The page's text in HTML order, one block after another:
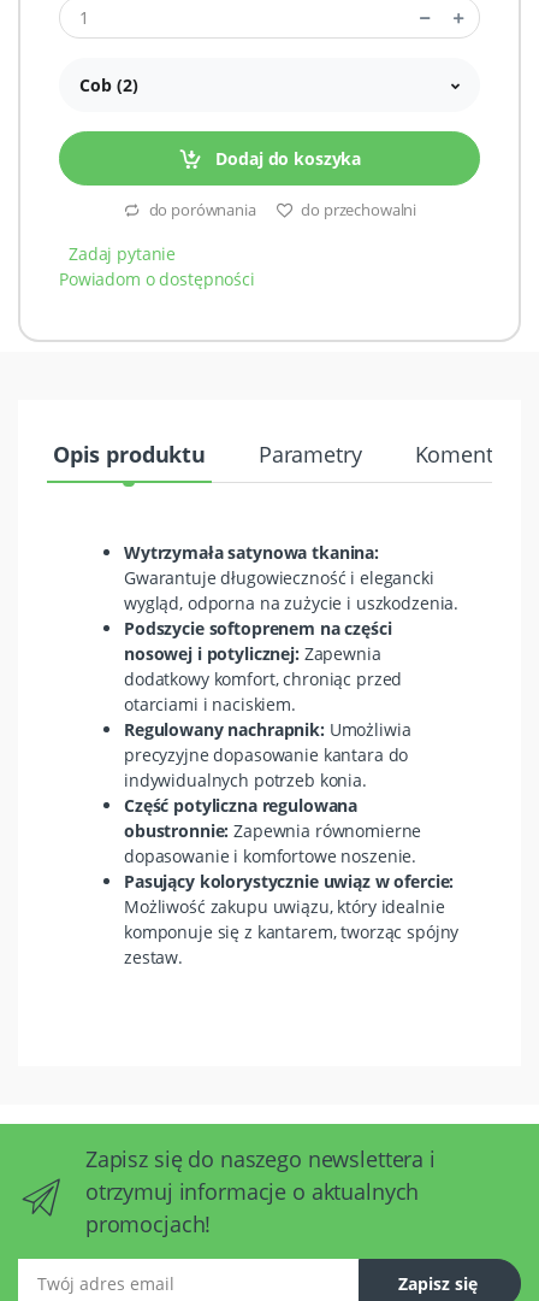
Cob (2)
Dodaj do koszyka
do porównania do przechowalni
Zadaj pytanie
Powiadom o dostępności
Opis produktu Parametry Komentarze
Wytrzymała satynowa tkanina:
Gwarantuje długowieczność i elegancki
wygląd, odporna na zużycie i uszkodzenia.
Podszycie softoprenem na części
nosowej i potylicznej: Zapewnia
dodatkowy komfort, chroniąc przed
otarciami i naciskiem.
Regulowany nachrapnik: Umożliwia
precyzyjne dopasowanie kantara do
indywidualnych potrzeb konia.
Część potyliczna regulowana
obustronnie: Zapewnia równomierne
dopasowanie i komfortowe noszenie.
Pasujący kolorystycznie uwiąz w ofercie:
Możliwość zakupu uwiązu, który idealnie
komponuje się z kantarem, tworząc spójny
zestaw.
Zapisz się do naszego newslettera i
otrzymuj informacje o aktualnych
promocjach!
Zapisz się